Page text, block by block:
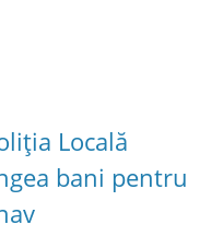
Locală
bani pentru